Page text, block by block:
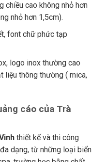
chiều cao không nhỏ hơn
nhỏ hơn 1,5cm).
font chữ phức tạp
logo inox thường cao
liệu thông thường ( mica,
cáo của Trà
thiết kế và thi công
dạng, từ những loại biển